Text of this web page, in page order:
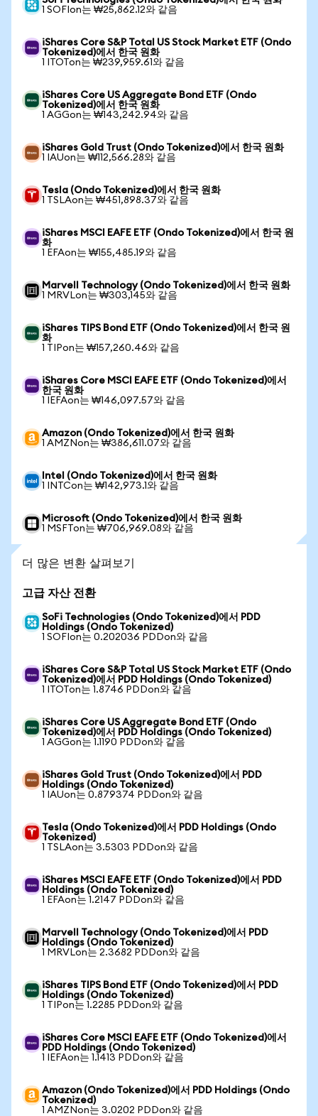
1 SOFIon는 ₩25,862.12와 같음
iShares Core S&P Total US Stock Market ETF (Ondo
Tokenized)에서 한국 원화
1 ITOTon는 ₩239,959.61와 같음
iShares Core US Aggregate Bond ETF (Ondo
Tokenized)에서 한국 원화
1 AGGon는 ₩143,242.94와 같음
iShares Gold Trust (Ondo Tokenized)에서 한국 원화
1 IAUon는 ₩112,566.28와 같음
Tesla (Ondo Tokenized)에서 한국 원화
1 TSLAon는 ₩451,898.37와 같음
iShares MSCI EAFE ETF (Ondo Tokenized)에서 한국 원
화
1 EFAon는 ₩155,485.19와 같음
Marvell Technology (Ondo Tokenized)에서 한국 원화
1 MRVLon는 ₩303,145와 같음
iShares TIPS Bond ETF (Ondo Tokenized)에서 한국 원
화
1 TIPon는 ₩157,260.46와 같음
iShares Core MSCI EAFE ETF (Ondo Tokenized)에서
한국 원화
1 IEFAon는 ₩146,097.57와 같음
Amazon (Ondo Tokenized)에서 한국 원화
1 AMZNon는 ₩386,611.07와 같음
Intel (Ondo Tokenized)에서 한국 원화
1 INTCon는 ₩142,973.1와 같음
Microsoft (Ondo Tokenized)에서 한국 원화
1 MSFTon는 ₩706,969.08와 같음
더 많은 변환 살펴보기
고급 자산 전환
SoFi Technologies (Ondo Tokenized)에서 PDD
Holdings (Ondo Tokenized)
1 SOFIon는 0.202036 PDDon와 같음
iShares Core S&P Total US Stock Market ETF (Ondo
Tokenized)에서 PDD Holdings (Ondo Tokenized)
1 ITOTon는 1.8746 PDDon와 같음
iShares Core US Aggregate Bond ETF (Ondo
Tokenized)에서 PDD Holdings (Ondo Tokenized)
1 AGGon는 1.1190 PDDon와 같음
iShares Gold Trust (Ondo Tokenized)에서 PDD
Holdings (Ondo Tokenized)
1 IAUon는 0.879374 PDDon와 같음
Tesla (Ondo Tokenized)에서 PDD Holdings (Ondo
Tokenized)
1 TSLAon는 3.5303 PDDon와 같음
iShares MSCI EAFE ETF (Ondo Tokenized)에서 PDD
Holdings (Ondo Tokenized)
1 EFAon는 1.2147 PDDon와 같음
Marvell Technology (Ondo Tokenized)에서 PDD
Holdings (Ondo Tokenized)
1 MRVLon는 2.3682 PDDon와 같음
iShares TIPS Bond ETF (Ondo Tokenized)에서 PDD
Holdings (Ondo Tokenized)
1 TIPon는 1.2285 PDDon와 같음
iShares Core MSCI EAFE ETF (Ondo Tokenized)에서
PDD Holdings (Ondo Tokenized)
1 IEFAon는 1.1413 PDDon와 같음
Amazon (Ondo Tokenized)에서 PDD Holdings (Ondo
Tokenized)
1 AMZNon는 3.0202 PDDon와 같음